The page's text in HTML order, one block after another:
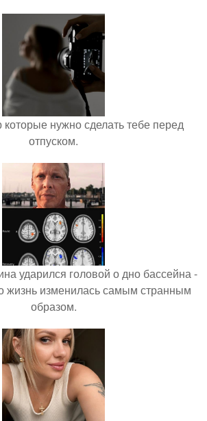
нужно сделать тебе перед
отпуском.
ударился головой о дно бассейна -
жизнь изменилась самым странным
образом.